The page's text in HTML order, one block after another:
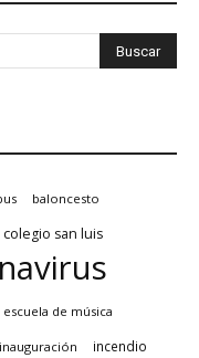
baloncesto
colegio san luis
escuela de música
inauguración incendio